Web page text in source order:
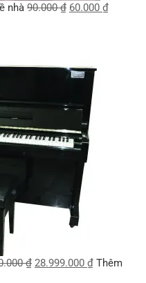
nhà 90.000₫ 60.000 ₫
₫ 28.999.000 ₫ Thêm